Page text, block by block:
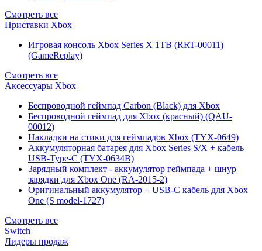
Смотреть все
Приставки Xbox
Игровая консоль Xbox Series X 1TB (RRT-00011)
(GameReplay)
Смотреть все
Аксессуары Xbox
Беспроводной геймпад Carbon (Black) для Xbox
Беспроводной геймпад для Xbox (красный) (QAU-
00012)
Накладки на стики для геймпадов Xbox (TYX-0649)
Аккумуляторная батарея для Xbox Series S/X + кабель
USB-Type-C (TYX-0634B)
Зарядный комплект - аккумулятор геймпада + шнур
зарядки для Xbox One (RA-2015-2)
Оригинальный аккумулятор + USB-C кабель для Xbox
One (S model-1727)
Смотреть все
Switch
Лидеры продаж